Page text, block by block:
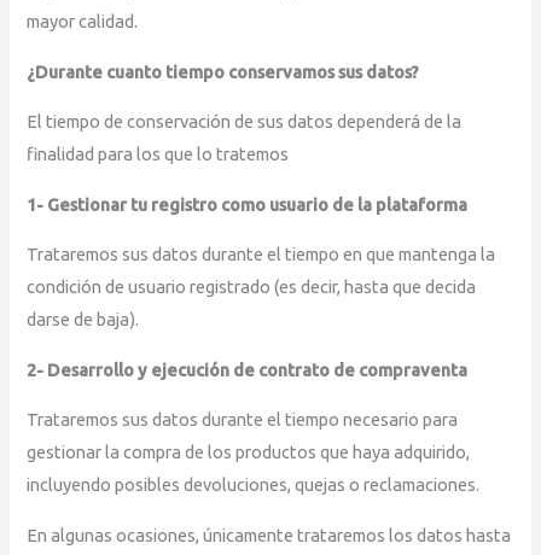
mayor calidad.
¿Durante cuanto tiempo conservamos sus datos?
El tiempo de conservación de sus datos dependerá de la
finalidad para los que lo tratemos
1- Gestionar tu registro como usuario de la plataforma
Trataremos sus datos durante el tiempo en que mantenga la
condición de usuario registrado (es decir, hasta que decida
darse de baja).
2- Desarrollo y ejecución de contrato de compraventa
Trataremos sus datos durante el tiempo necesario para
gestionar la compra de los productos que haya adquirido,
incluyendo posibles devoluciones, quejas o reclamaciones.
En algunas ocasiones, únicamente trataremos los datos hasta